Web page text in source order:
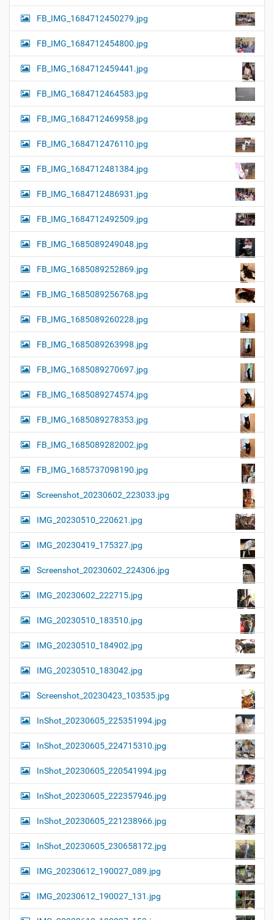
FB_IMG_1684712450279.jpg
FB_IMG_1684712454800.jpg
FB_IMG_1684712459441.jpg
FB_IMG_1684712464583.jpg
FB_IMG_1684712469958.jpg
FB_IMG_1684712476110.jpg
FB_IMG_1684712481384.jpg
FB_IMG_1684712486931.jpg
FB_IMG_1684712492509.jpg
FB_IMG_1685089249048.jpg
FB_IMG_1685089252869.jpg
FB_IMG_1685089256768.jpg
FB_IMG_1685089260228.jpg
FB_IMG_1685089263998.jpg
FB_IMG_1685089270697.jpg
FB_IMG_1685089274574.jpg
FB_IMG_1685089278353.jpg
FB_IMG_1685089282002.jpg
FB_IMG_1685737098190.jpg
Screenshot_20230602_223033.jpg
IMG_20230510_220621.jpg
IMG_20230419_175327.jpg
Screenshot_20230602_224306.jpg
IMG_20230602_222715.jpg
IMG_20230510_183510.jpg
IMG_20230510_184902.jpg
IMG_20230510_183042.jpg
Screenshot_20230423_103535.jpg
InShot_20230605_225351994.jpg
InShot_20230605_224715310.jpg
InShot_20230605_220541994.jpg
InShot_20230605_222357946.jpg
InShot_20230605_221238966.jpg
InShot_20230605_230658172.jpg
IMG_20230612_190027_089.jpg
IMG_20230612_190027_131.jpg